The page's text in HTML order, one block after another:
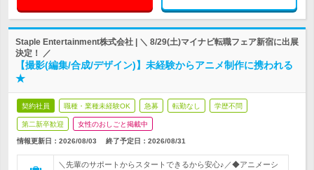
Staple Entertainment株式会社 | ＼ 8/29(土)マイナビ転職フェア新宿に出展
決定！ ／
【撮影(編集/合成/デザイン)】未経験からアニメ制作に携われる
★
契約社員 職種・業種未経験OK 急募 転勤なし 学歴不問
第二新卒歓迎 女性のおしごと掲載中
情報更新日：2026/08/03 終了予定日： 2026/08/31
＼先輩のサポートからスタートできるから安心♪／◆アニメーシ